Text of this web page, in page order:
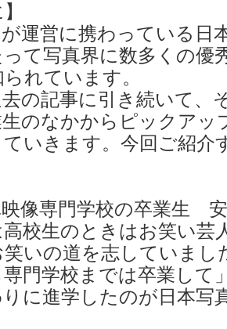
運営に携わっている日
て写真界に数多くの優
れています。
の記事に引き続いて、
のなかからピックアッ
いきます。今回ご紹介
映像専門学校の卒業生
校生のときはお笑い芸
いの道を志していまし
専門学校までは卒業し
に進学したのが日本写